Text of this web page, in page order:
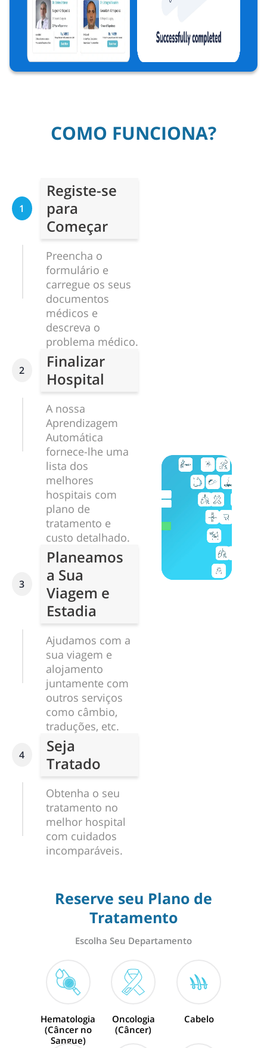
COMO FUNCIONA?
1
Registe-se
para
Começar
Preencha o
formulário e
carregue os seus
documentos
médicos e
descreva o
problema médico.
2
Finalizar
Hospital
A nossa
Aprendizagem
Automática
fornece-lhe uma
lista dos
melhores
hospitais com
plano de
tratamento e
custo detalhado.
3
Planeamos
a Sua
Viagem e
Estadia
Ajudamos com a
sua viagem e
alojamento
juntamente com
outros serviços
como câmbio,
traduções, etc.
4
Seja
Tratado
Obtenha o seu
tratamento no
melhor hospital
com cuidados
incomparáveis.
Reserve seu Plano de
Tratamento
Escolha Seu Departamento
Hematologia
(Câncer no
Sangue)
Oncologia
(Câncer)
Cabelo